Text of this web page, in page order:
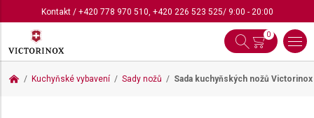
Kontakt/ +420 778 970 510, +420 226 523 525/ 9:00 - 20:00
0
Kuchyňské vybavení Sady nožů Sada kuchyňských nožů